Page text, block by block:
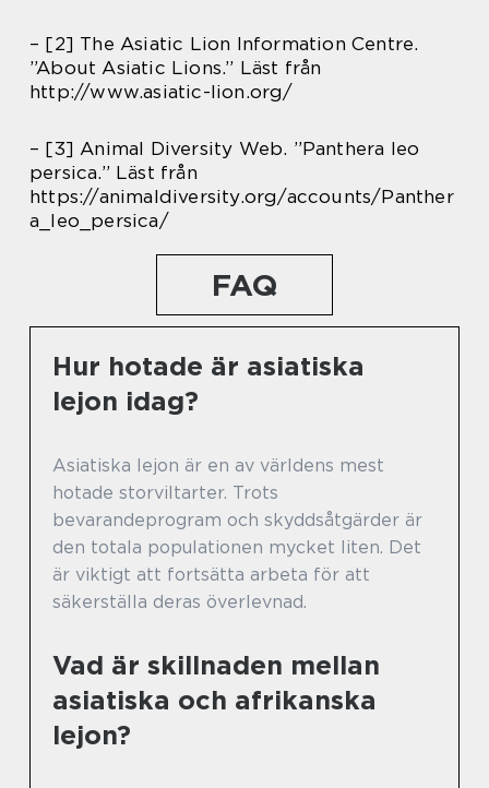
– [2] The Asiatic Lion Information Centre.
”About Asiatic Lions.” Läst från
http://www.asiatic-lion.org/
– [3] Animal Diversity Web. ”Panthera leo
persica.” Läst från
https://animaldiversity.org/accounts/Panther
a_leo_persica/
FAQ
Hur hotade är asiatiska
lejon idag?
Asiatiska lejon är en av världens mest
hotade storviltarter. Trots
bevarandeprogram och skyddsåtgärder är
den totala populationen mycket liten. Det
är viktigt att fortsätta arbeta för att
säkerställa deras överlevnad.
Vad är skillnaden mellan
asiatiska och afrikanska
lejon?